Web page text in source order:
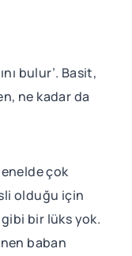
bulur’. Basit,
ne kadar da
çok
olduğu için
bir lüks yok.
baban